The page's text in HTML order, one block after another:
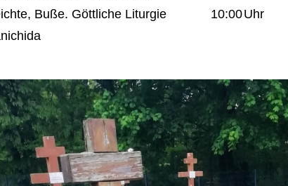
Buße. Göttliche Liturgie
10:00Uhr